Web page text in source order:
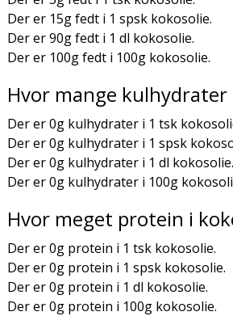
Der er 15g fedt i 1 spsk kokosolie.
Der er 90g fedt i 1 dl kokosolie.
Der er 100g fedt i 100g kokosolie.
Hvor mange kulhydrater
Der er 0g kulhydrater i 1 tsk
Der er 0g kulhydrater i 1 spsk
Der er 0g kulhydrater i 1 dl kokosolie.
Der er 0g kulhydrater i 100g
Hvor meget protein i
Der er 0g protein i 1 tsk kokosolie.
Der er 0g protein i 1 spsk kokosolie.
Der er 0g protein i 1 dl kokosolie.
Der er 0g protein i 100g kokosolie.